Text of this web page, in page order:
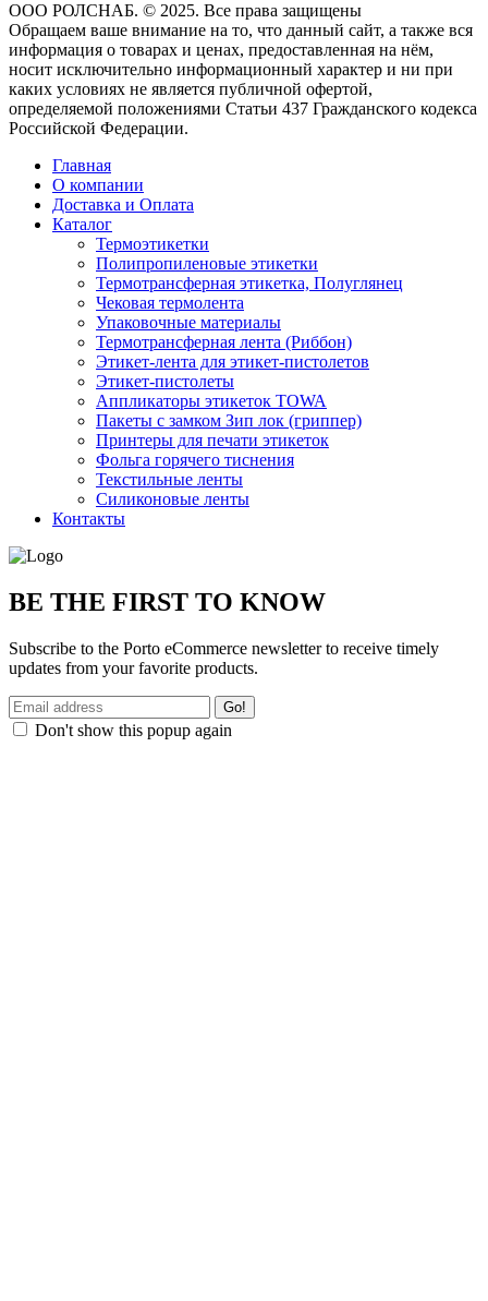
ООО РОЛСНАБ. © 2025. Все права защищены
Обращаем ваше внимание на то, что данный сайт, а также вся
информация о товарах и ценах, предоставленная на нём,
носит исключительно информационный характер и ни при
каких условиях не является публичной офертой,
определяемой положениями Статьи 437 Гражданского кодекса
Российской Федерации.
Главная
О компании
Доставка и Оплата
Каталог
Термоэтикетки
Полипропиленовые этикетки
Термотрансферная этикетка, Полуглянец
Чековая термолента
Упаковочные материалы
Термотрансферная лента (Риббон)
Этикет-лента для этикет-пистолетов
Этикет-пистолеты
Аппликаторы этикеток TOWA
Пакеты с замком Зип лок (гриппер)
Принтеры для печати этикеток
Фольга горячего тиснения
Текстильные ленты
Силиконовые ленты
Контакты
BE THE FIRST TO KNOW
Subscribe to the Porto eCommerce newsletter to receive timely
updates from your favorite products.
Don't show this popup again